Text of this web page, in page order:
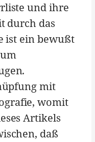
und ihre
durch das
ist ein bewußt
mit
womit
Artikels
daß